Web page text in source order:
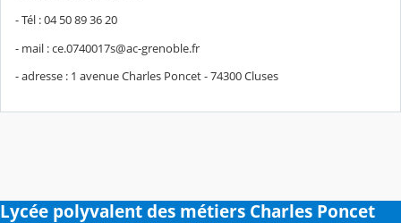
- Tél : 04 50 89 36 20
- mail : ce.0740017s@ac-grenoble.fr
- adresse : 1 avenue Charles Poncet - 74300 Cluses
Lycée polyvalent des métiers Charles Poncet